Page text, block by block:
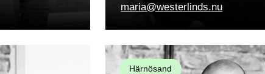
maria@westerlinds.nu
Härnösand